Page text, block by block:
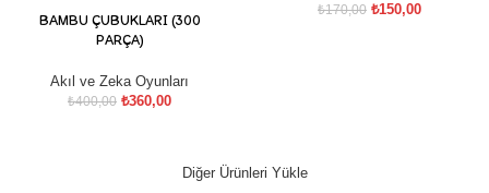
BAMBU ÇUBUKLARI (300
PARÇA)
Akıl ve Zeka Oyunları
₺400,00 ₺360,00
₺170,00 ₺150,00
Diğer Ürünleri Yükle